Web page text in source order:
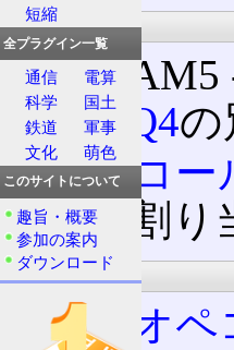
通信
4D-PAM5
8B/1Q4の
4D ‐コー
国に割り
情報処理
4D ‐ オペ
短縮
全プラグイン一覧
通信
電算
科学
国土
鉄道
軍事
文化
萌色
このサイトについて
趣旨・概要
参加の案内
ダウンロード